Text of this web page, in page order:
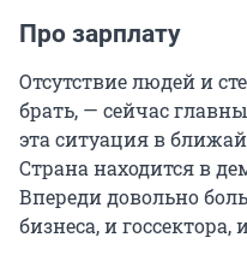
Про зарплату
Отсутствие людей и
брать, — сейчас
эта ситуация в
Страна находится в
Впереди довольно
бизнеса, и